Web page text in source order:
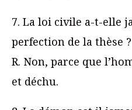
7. La loi civile a-t-elle
perfection de la thèse ?
R. Non, parce que
et déchu.